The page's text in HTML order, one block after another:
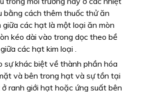
, không thấy dấu hiệu hư
lực liên kết giữa các hạt yếu đi,
kém đi, không chịu được va
mòn rất nguy hiểm.
thấy trong đồng thau, hợp kim
số loại thép không gỉ và hợp
Ăn mòn giữa các hạt của mối hàn